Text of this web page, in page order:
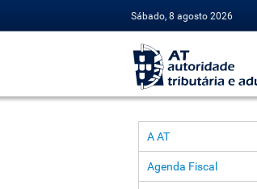
Sábado, 8 agosto 2026
A AT
Agenda Fiscal